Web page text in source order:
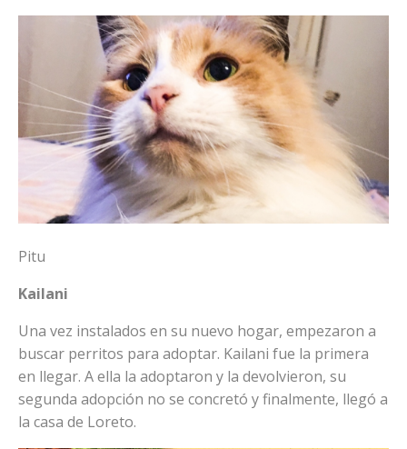
Pitu
Kailani
Una vez instalados en su nuevo hogar, empezaron a
buscar perritos para adoptar. Kailani fue la primera
en llegar. A ella la adoptaron y la devolvieron, su
segunda adopción no se concretó y finalmente, llegó a
la casa de Loreto.